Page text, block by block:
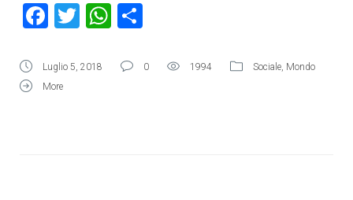
Facebook
TwitterWhatsApp
Luglio 5, 2018 0 1994 Sociale, Mondo
More